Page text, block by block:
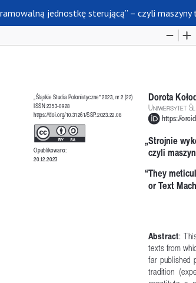
jednostkę sterującą” – czyli